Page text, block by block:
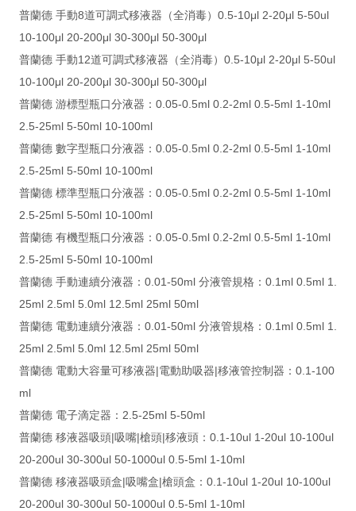
普蘭德 手動8道可調式移液器（全消毒）0.5-10μl 2-20μl 5-50ul
10-100μl 20-200μl 30-300μl 50-300μl
普蘭德 手動12道可調式移液器（全消毒）0.5-10μl 2-20μl 5-50ul
10-100μl 20-200μl 30-300μl 50-300μl
普蘭德 游標型瓶口分液器：0.05-0.5ml 0.2-2ml 0.5-5ml 1-10ml
2.5-25ml 5-50ml 10-100ml
普蘭德 數字型瓶口分液器：0.05-0.5ml 0.2-2ml 0.5-5ml 1-10ml
2.5-25ml 5-50ml 10-100ml
普蘭德 標準型瓶口分液器：0.05-0.5ml 0.2-2ml 0.5-5ml 1-10ml
2.5-25ml 5-50ml 10-100ml
普蘭德 有機型瓶口分液器：0.05-0.5ml 0.2-2ml 0.5-5ml 1-10ml
2.5-25ml 5-50ml 10-100ml
普蘭德 手動連續分液器：0.01-50ml 分液管規格：0.1ml 0.5ml 1.
25ml 2.5ml 5.0ml 12.5ml 25ml 50ml
普蘭德 電動連續分液器：0.01-50ml 分液管規格：0.1ml 0.5ml 1.
25ml 2.5ml 5.0ml 12.5ml 25ml 50ml
普蘭德 電動大容量可移液器|電動助吸器|移液管控制器：0.1-100
ml
普蘭德 電子滴定器：2.5-25ml 5-50ml
普蘭德 移液器吸頭|吸嘴|槍頭|移液頭：0.1-10ul 1-20ul 10-100ul
20-200ul 30-300ul 50-1000ul 0.5-5ml 1-10ml
普蘭德 移液器吸頭盒|吸嘴盒|槍頭盒：0.1-10ul 1-20ul 10-100ul
20-200ul 30-300ul 50-1000ul 0.5-5ml 1-10ml